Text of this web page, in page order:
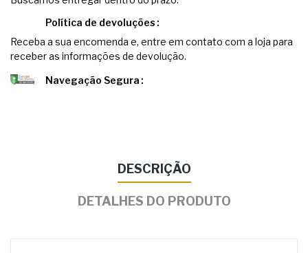
Política de devoluções
Receba a sua encomenda e, entre em contato com a loja para
receber as informações de devolução.
Navegação Segura
DESCRIÇÃO
DETALHES DO PRODUTO